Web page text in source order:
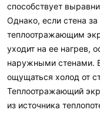
способствует
Однако, если стена
теплоотражающим
уходит на ее нагрев,
наружными стенами.
ощущаться холод от
Теплоотражающий
из источника